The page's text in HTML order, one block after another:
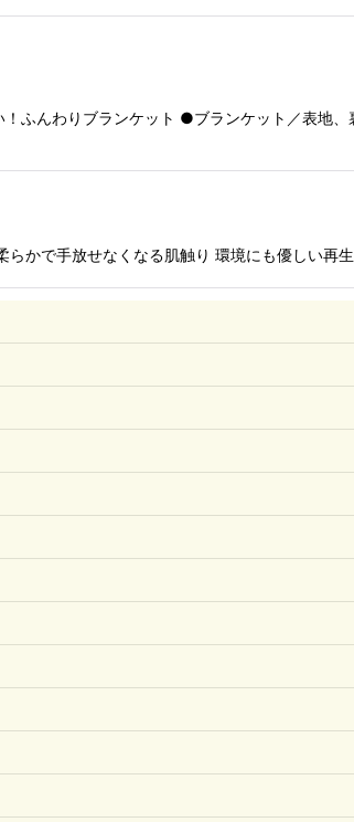
！ふんわりブランケット ●ブランケット／
らかで手放せなくなる肌触り 環境にも優しい